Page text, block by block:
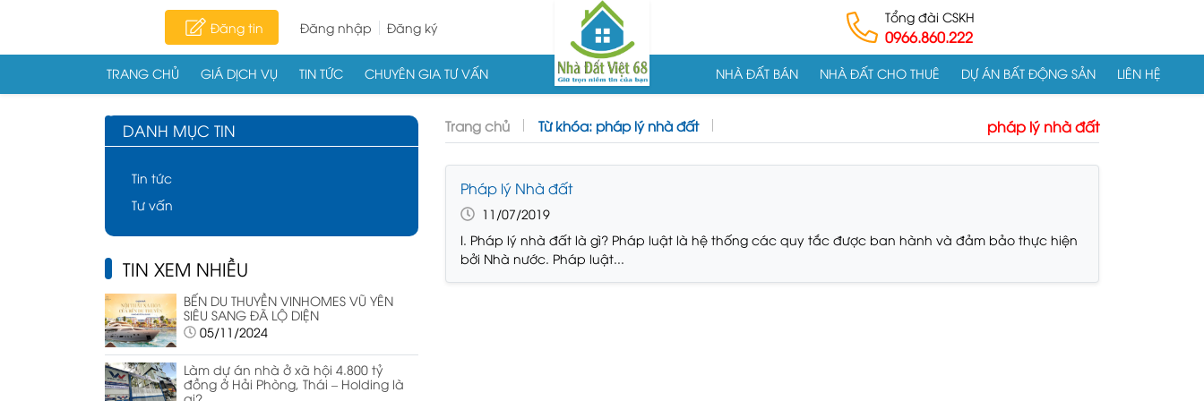
Đăng tin Đăng nhập Đăng ký
Tổng đài CSKH
0966.860.222
TRANG CHỦ GIÁ DỊCH VỤ TIN TỨC CHUYÊN GIA TƯ VẤN NHÀ ĐẤT BÁN NHÀ ĐẤT CHO THUÊ DỰ ÁN BẤT ĐỘNG SẢN LIÊN HỆ
DANH MỤC TIN
Tin tức
Tư vấn
TIN XEM NHIỀU
BẾN DU THUYỀN VINHOMES VŨ YÊN
SIÊU SANG ĐÃ LỘ DIỆN
05/11/2024
Làm dự án nhà ở xã hội 4.800 tỷ
đồng ở Hải Phòng, Thái – Holding là
Trang chủ Từ khóa: pháp lý nhà đất pháp lý nhà đất
Pháp lý Nhà đất
11/07/2019
I. Pháp lý nhà đất là gì? Pháp luật là hệ thống các quy tắc được ban hành và đảm bảo thực hiện
bởi Nhà nước. Pháp luật...